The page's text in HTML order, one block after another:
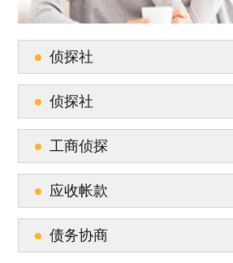
侦探社
侦探社
工商侦探
应收帐款
债务协商